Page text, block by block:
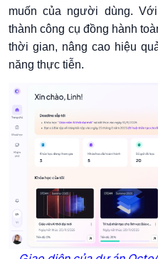
muốn của người dùng.
thành công cụ đồng hành
thời gian, nâng cao hiệu
năng thực tiễn.